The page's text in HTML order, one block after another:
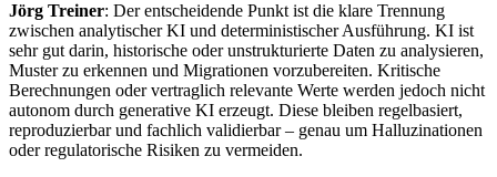
Jörg Treiner: Der entscheidende Punkt ist die klare Trennung
zwischen analytischer KI und deterministischer Ausführung. KI ist
sehr gut darin, historische oder unstrukturierte Daten zu analysieren,
Muster zu erkennen und Migrationen vorzubereiten. Kritische
Berechnungen oder vertraglich relevante Werte werden jedoch nicht
autonom durch generative KI erzeugt. Diese bleiben regelbasiert,
reproduzierbar und fachlich validierbar – genau um Halluzinationen
oder regulatorische Risiken zu vermeiden.